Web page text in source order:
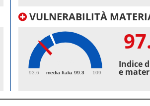
VULNERABILITÀ
media Italia 99.3
93.6 109
Indice
e